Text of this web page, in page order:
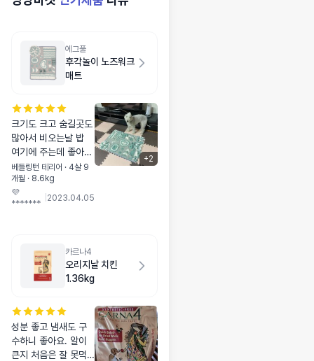
에그풀
후각놀이 노즈워크
매트
크기도 크고 숨길곳도
많아서 비오는날 밥
여기에 주는데 좋아해
요~목욕하고 나서 말
릴 때도 노즈워크 간
식 넣어서 해주면 먹
베들링턴 테리어 · 4살 9
개월 · 8.6kg
💜
*******
2023.04.05
+2
카르나4
오리지날 치킨
1.36kg
성분 좋고 냄새도 구
수하니 좋아요. 알이
큰지 처음은 잘 못먹